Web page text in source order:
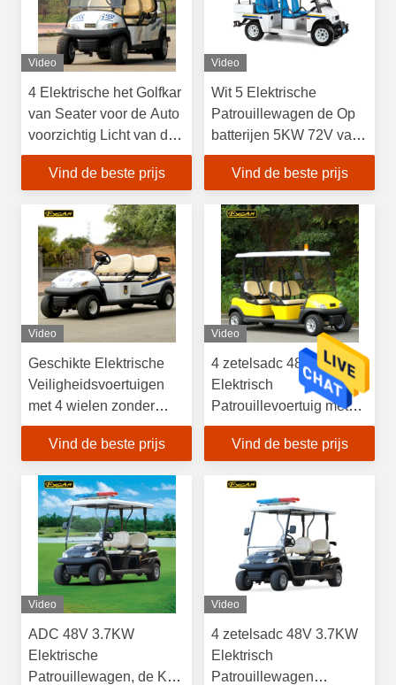
Video
4 Elektrische het Golfkar
van Seater voor de Auto
voorzichtig Licht van de
Veiligheidscruise
Vind de beste prijs
Video
Wit 5 Elektrische
Patrouillewagen de Op
batterijen 5KW 72V van
Seater
Vind de beste prijs
Video
Geschikte Elektrische
Veiligheidsvoertuigen
met 4 wielen zonder
Dak, 1 Jaargarantie
Vind de beste prijs
Video
4 zetelsadc 48V 3.7KW
Elektrisch
Patrouillevoertuig met
Aangepast Embleem
Vind de beste prijs
Video
ADC 48V 3.7KW
Elektrische
Patrouillewagen, de Kar
Video
4 zetelsadc 48V 3.7KW
Elektrisch
Patrouillewagen